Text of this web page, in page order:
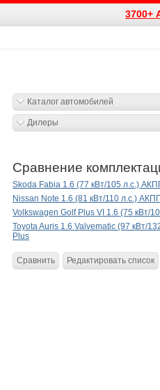
3700+
Каталог автомобилей
Дилеры
Сравнение
Skoda Fabia 1.6 (77 кВт/105 л.с.)
Nissan Note 1.6 (81 кВт/110 л.с.)
Volkswagen Golf Plus VI 1.6 (75 кВт/
Toyota Auris 1.6 Valvematic (97 кВт/
Plus
Сравнить Редактировать список